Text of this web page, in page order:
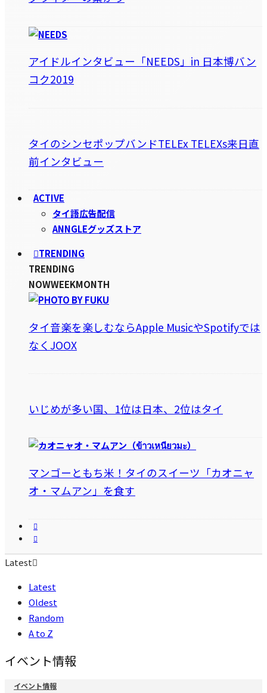
アイドルインタビュー「NEEDS」in 日本博バン
コク2019
タイのシンセポップバンドTELEx TELEXs来日直
前インタビュー
ACTIVE
タイ語広告配信
ANNGLEグッズストア
TRENDING
TRENDING
NOWWEEKMONTH
タイ音楽を楽しむならApple MusicやSpotifyでは
なくJOOX
いじめが多い国、1位は日本、2位はタイ
マンゴーともち米！タイのスイーツ「カオニャ
オ・マムアン」を食す
Latest
Latest
Oldest
Random
A to Z
イベント情報
イベント情報